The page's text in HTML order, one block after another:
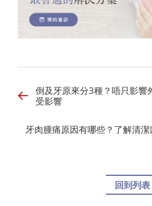
倒及牙原來分3種？唔只影響
受影響
牙肉腫痛原因有哪些？了解清
回到列表